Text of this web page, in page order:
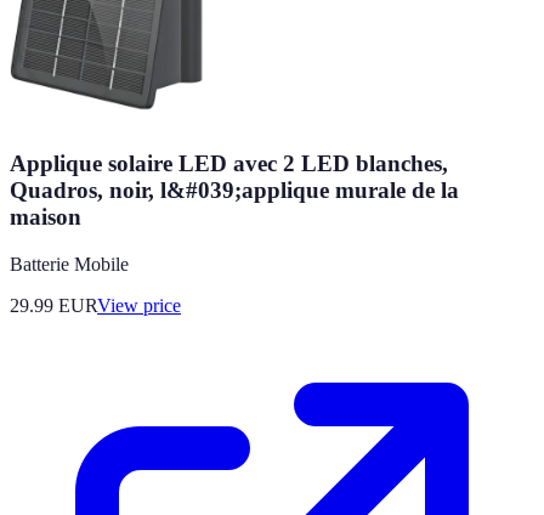
Applique solaire LED avec 2 LED blanches,
Quadros, noir, l&#039;applique murale de la
maison
Batterie Mobile
29.99 EURView price